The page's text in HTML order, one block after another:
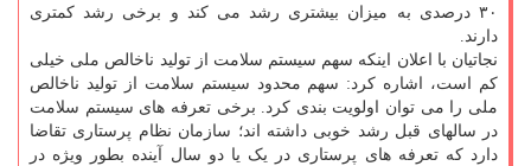
۳۰ درصدی به میزان بیشتری رشد می کند و برخی رشد کمتری
دارند.
نجاتیان با اعلان اینکه سهم سیستم سلامت از تولید ناخالص ملی خیلی
کم است، اشاره کرد: سهم محدود سیستم سلامت از تولید ناخالص
ملی را می توان اولویت بندی کرد. برخی تعرفه های سیستم سلامت
در سالهای قبل رشد خوبی داشته اند؛ سازمان نظام پرستاری تقاضا
دارد که تعرفه های پرستاری در یک یا دو سال آینده بطور ویژه در